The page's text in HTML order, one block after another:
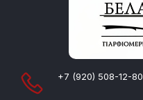
+7 (920) 508-12-80